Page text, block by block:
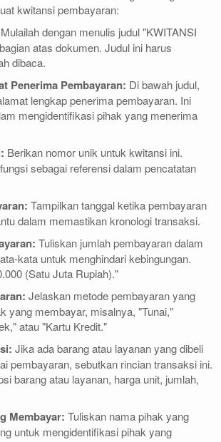
kwitansi pembayaran:
Mulailah dengan menulis judul "KWITANSI
atas dokumen. Judul ini harus
dibaca.
Penerima Pembayaran: Di bawah judul,
lengkap penerima pembayaran. Ini
mengidentifikasi pihak yang menerima
Berikan nomor unik untuk kwitansi ini.
sebagai referensi dalam pencatatan
Tampilkan tanggal ketika pembayaran
dalam memastikan kronologi transaksi.
Tuliskan jumlah pembayaran dalam
kata untuk menghindari kebingungan.
(Satu Juta Rupiah)."
Jelaskan metode pembayaran yang
yang membayar, misalnya, "Tunai,"
atau "Kartu Kredit."
Jika ada barang atau layanan yang dibeli
pembayaran, sebutkan rincian transaksi ini.
barang atau layanan, harga unit, jumlah,
Membayar: Tuliskan nama pihak yang
untuk mengidentifikasi pihak yang